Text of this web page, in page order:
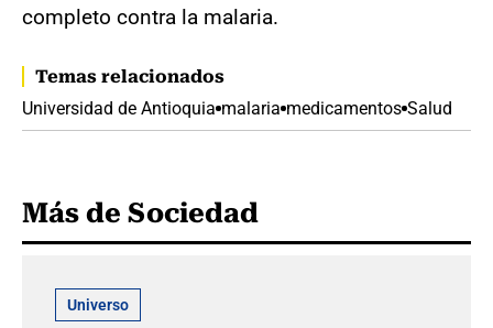
completo contra la malaria.
Temas relacionados
Universidad de Antioquia malaria medicamentos Salud
Más de Sociedad
Universo